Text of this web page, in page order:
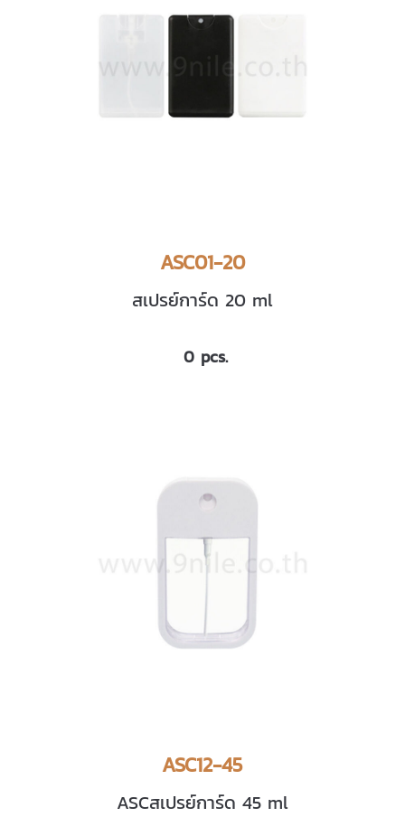
ASC01-20
สเปรย์การ์ด 20 ml
0 pcs.
ASC12-45
ASCสเปรย์การ์ด 45 ml